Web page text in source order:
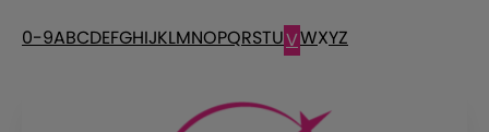
0-9ABCDEFGHIJKLMNOPQRSTUVWXYZ